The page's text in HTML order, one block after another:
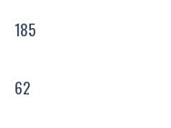
185
62